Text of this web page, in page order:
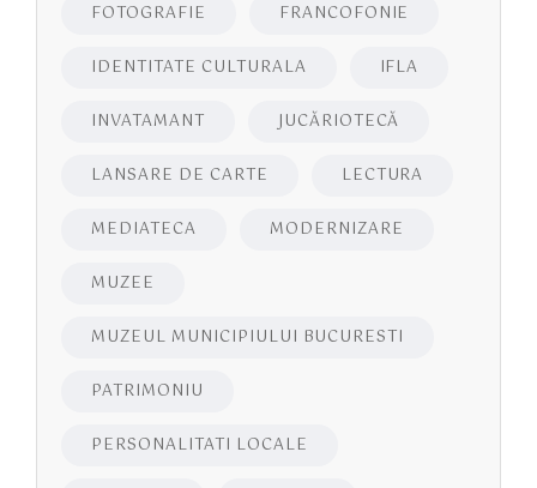
FOTOGRAFIE FRANCOFONIE
IDENTITATE CULTURALA IFLA
INVATAMANT JUCĂRIOTECĂ
LANSARE DE CARTE LECTURA
MEDIATECA MODERNIZARE
MUZEE
MUZEUL MUNICIPIULUI BUCURESTI
PATRIMONIU
PERSONALITATI LOCALE